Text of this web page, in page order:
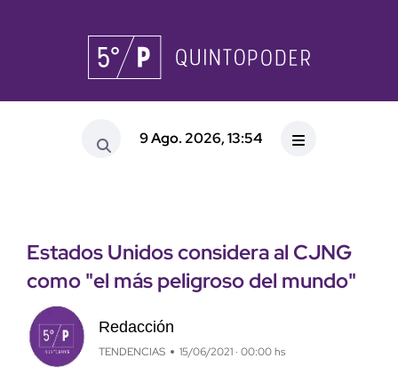
9 Ago. 2026, 13:54
Estados Unidos considera al CJNG
como "el más peligroso del mundo"
Redacción
TENDENCIAS 15/06/2021 · 00:00 hs